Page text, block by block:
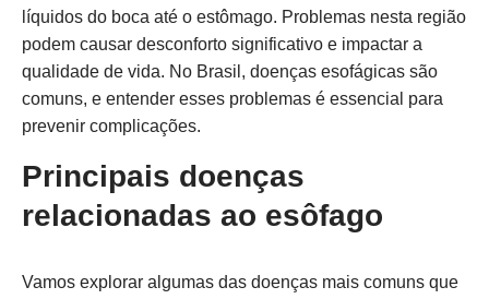
líquidos do boca até o estômago. Problemas nesta região
podem causar desconforto significativo e impactar a
qualidade de vida. No Brasil, doenças esofágicas são
comuns, e entender esses problemas é essencial para
prevenir complicações.
Principais doenças
relacionadas ao esôfago
Vamos explorar algumas das doenças mais comuns que